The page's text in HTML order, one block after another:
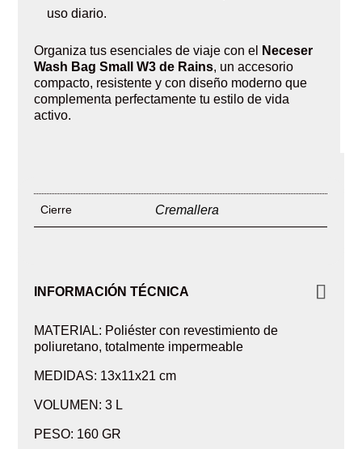
uso diario.
Organiza tus esenciales de viaje con el
Neceser
Wash Bag Small W3 de Rains, un accesorio
compacto, resistente y con diseño moderno que
complementa perfectamente tu estilo de vida
activo.
Cierre Cremallera
INFORMACIÓN TÉCNICA
MATERIAL: Poliéster con revestimiento de
poliuretano, totalmente impermeable
MEDIDAS: 13x11x21 cm
VOLUMEN: 3 L
PESO: 160 GR